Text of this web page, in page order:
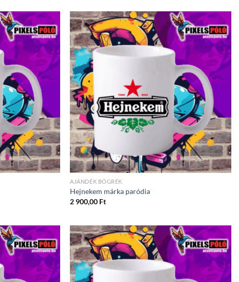
AJÁNDÉK BÖGRÉK
Hejnekem márka paródia
2 900,00 Ft